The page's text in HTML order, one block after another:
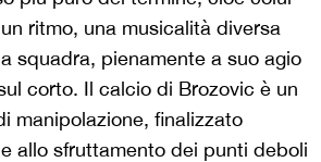
ritmo, una musicalità diversa
squadra, pienamente a suo agio
corto. Il calcio di Brozovic è un
manipolazione, finalizzato
allo sfruttamento dei punti deboli